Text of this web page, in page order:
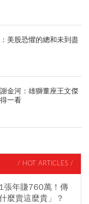
美股恐懼的總和未到盡
金河：雄獅董座王文傑
一看
/ HOT ARTICLES /
張年賺760萬！傳
麼賣這麼貴」？